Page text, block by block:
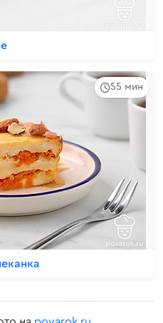
55 мин